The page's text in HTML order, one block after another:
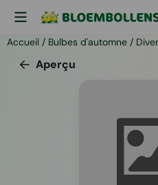
Les préférences de cookies
Accueil / Bulbes d'automne /
Aperçu